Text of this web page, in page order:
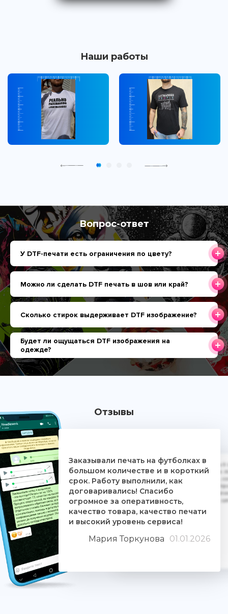
Наши работы
Вопрос-ответ
У DTF-печати есть ограничения по цвету?
Можно ли сделать DTF печать в шов или край?
Сколько стирок выдерживает DTF изображение?
Будет ли ощущаться DTF изображения на
одежде?
Отзывы
Заказывали печать на футболках в
большом количестве и в короткий
срок. Работу выполнили, как
договаривались! Спасибо
огромное за оперативность,
качество товара, качество печати
и высокий уровень сервиса!
Мария Торкунова 01.01.2026
Дочке на 18-летие решили заказать
ребятам. Времени было всего сутки.
взялись за работу, сделали макеты,
Огромное им спасибо. Дочка была
знают свое дело и отдаются ему
людьми. Качество печати